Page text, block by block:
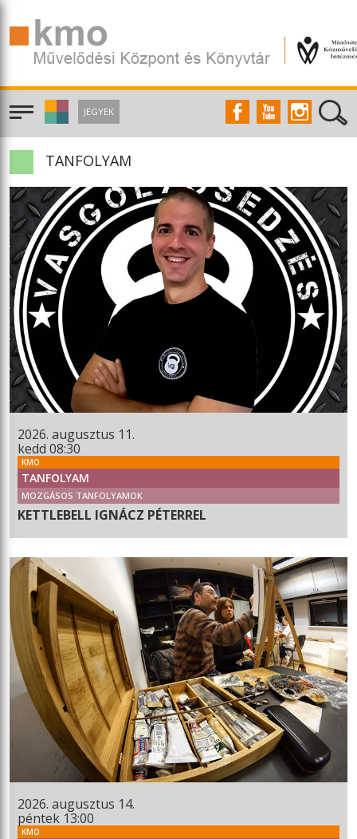
JEGYEK
TANFOLYAM
2026. augusztus 11.
kedd 08:30
KMO
TANFOLYAM
MOZGÁSOS TANFOLYAMOK
KETTLEBELL IGNÁCZ PÉTERREL
2026. augusztus 14.
péntek 13:00
KMO